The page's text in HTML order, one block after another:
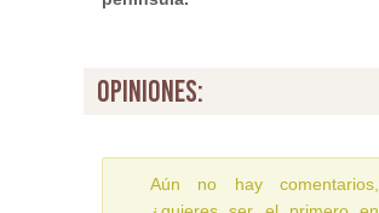
opiniones:
Aún no hay comentarios,